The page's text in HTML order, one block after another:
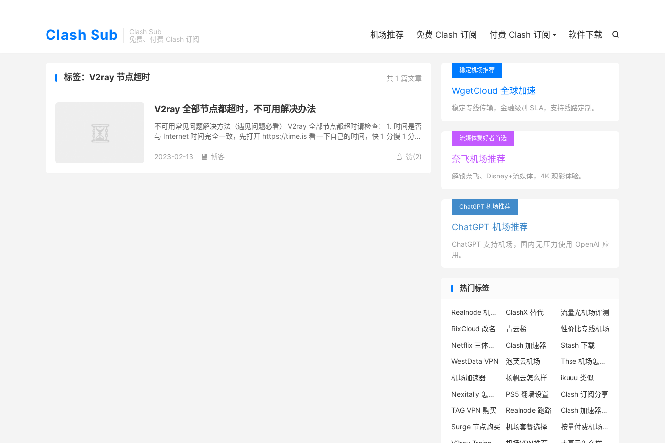
Clash Sub
Clash Sub
免费、付费 Clash 订阅

机场推荐 免费 Clash 订阅 付费 Clash 订阅 软件下载
共 1 篇文章
标签：V2ray 节点超时
V2ray 全部节点都超时，不可用解决办法
不可用常见问题解决方法（遇见问题必看） V2ray 全部节点都超时请检查： 1. 时间是否
与 Internet 时间完全一致，先打开 https://time.is 看一下自己的时间，快 1 分慢 1 分都
 赞(2)
2023-02-13  博客
稳定机场推荐
WgetCloud 全球加速
稳定专线传输，金融级别 SLA，支持线路定制。
流媒体爱好者首选
奈飞机场推荐
解锁奈飞、Disney+流媒体，4K 观影体验。
ChatGPT 机场推荐
ChatGPT 机场推荐
ChatGPT 支持机场，国内无压力使用 OpenAI 应
用。
热门标签
Realnode 机场怎么用 ClashX 替代
流量光机场评测
RixCloud 改名
青云梯
性价比专线机场
Netflix 三体在线看
Clash 加速器
Stash 下载
WestData VPN
泡芙云机场
Thse 机场怎么样
机场加速器
扬帆云怎么样
ikuuu 类似
Nexitally 怎么样
PS5 翻墙设置
Clash 订阅分享
TAG VPN 购买
Realnode 跑路
Clash 加速器下载
Surge 节点购买
机场套餐选择
按量付费机场便宜